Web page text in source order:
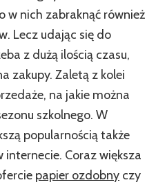
w nich zabraknąć również
Lecz udając się do
z dużą ilością czasu,
zakupy. Zaletą z kolei
na jakie można
szkolnego. W
popularnością także
internecie. Coraz większa
papier ozdobny czy